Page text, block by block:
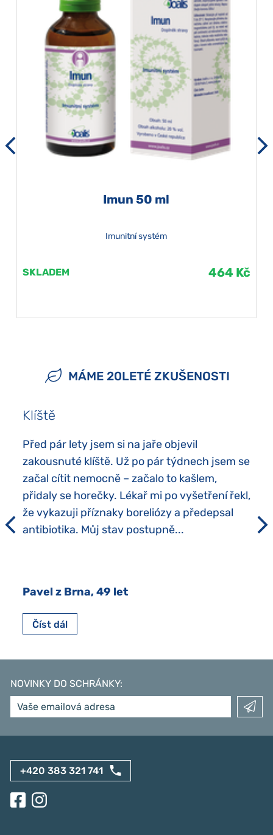
Imun 50 ml
Imunitní systém
SKLADEM 464 Kč
MÁME 20LETÉ ZKUŠENOSTI
Klíště
Před pár lety jsem si na jaře objevil
zakousnuté klíště. Už po pár týdnech jsem se
začal cítit nemocně – začalo to kašlem,
přidaly se horečky. Lékař mi po vyšetření řekl,
že vykazuji příznaky boreliózy a předepsal
antibiotika. Můj stav postupně...
Pavel z Brna, 49 let
Číst dál
NOVINKY DO SCHRÁNKY:
+420 383 321 741